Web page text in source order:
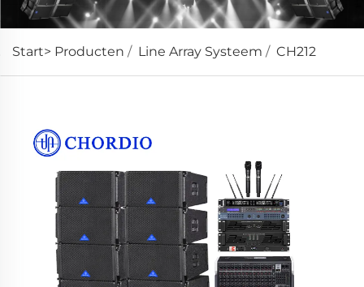
Start> Producten / Line Array Systeem / CH212